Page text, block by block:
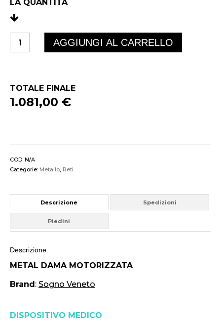
LA QUANTITÀ
DAMA
AGGIUNGI AL CARRELLO
TOTALE FINALE
1.081,00 €
COD: N/A
Categorie: Metallo, Reti
Descrizione Spedizioni
Piedini
Descrizione
METAL DAMA MOTORIZZATA
Brand : Sogno Veneto
DISPOSITIVO MEDICO